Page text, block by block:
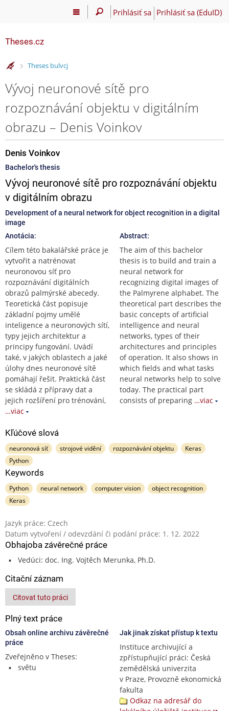
Prihlásiť sa Prihlásiť sa (EduID)
Theses.cz
>
Theses bulvcj
Vývoj neuronové sítě pro
rozpoznávání objektu v digitálním
obrazu – Denis Voinkov
Denis Voinkov
Bachelor's thesis
Vývoj neuronové sítě pro rozpoznávání objektu
v digitálním obrazu
Development of a neural network for object recognition in a digital
image
Anotácia:
Cílem této bakalářské práce je
vytvořit a natrénovat
neuronovou síť pro
rozpoznávání digitálních
obrazů palmýrské abecedy.
Teoretická část popisuje
základní pojmy umělé
inteligence a neuronových sítí,
typy jejich architektur a
principy fungování. Uvádí
také, v jakých oblastech a jaké
úlohy dnes neuronové sítě
pomáhají řešit. Praktická část
se skládá z přípravy dat a
jejich rozšíření pro trénování,
…viac
Abstract:
The aim of this bachelor
thesis is to build and train a
neural network for
recognizing digital images of
the Palmyrene alphabet. The
theoretical part describes the
basic concepts of artificial
intelligence and neural
networks, types of their
architectures and principles
of operation. It also shows in
which fields and what tasks
neural networks help to solve
today. The practical part
consists of preparing …viac
Kľúčové slová
neuronová síť strojové vidění rozpoznávání objektu
Keras
Python
Keywords
Python neural network computer vision
object recognition
Keras
Jazyk práce: Czech
Datum vytvoření / odevzdání či podání práce: 1. 12. 2022
Obhajoba závěrečné práce
Vedúci: doc. Ing. Vojtěch Merunka, Ph.D.
Citační záznam
Citovat tuto práci
Plný text práce
Obsah online archivu závěrečné
práce
Zveřejněno v Theses:
světu
Jak jinak získat přístup k textu
Instituce archivující a
zpřístupňující práci: Česká
zemědělská univerzita
v Praze, Provozně ekonomická
fakulta
Odkaz na adresář do